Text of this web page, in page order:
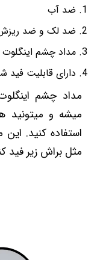
ضد آب
ضد لک و ضد
مداد چشم اینگلوت
دارای قابلیت فید
مداد چشم
میشه و
استفاده کنید.
مثل براش زیر فید